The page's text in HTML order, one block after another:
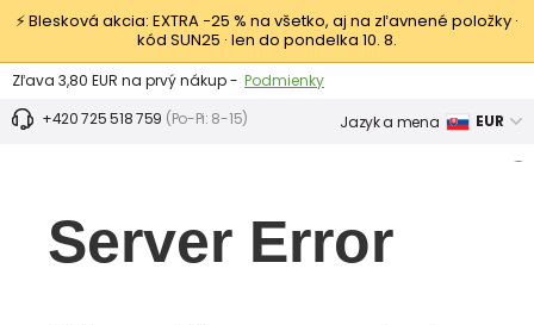
Server Error
⚡ Blesková akcia: EXTRA −25 % na všetko, aj na zľavnené položky ·
kód SUN25 · len do pondelka 10. 8.
Výmena a vrátenie tovaru - Zobraziť
Zľava 3,80 EUR na prvý nákup - Podmienky
+420 725 518 759 (Po-Pi: 8-15) Jazyk a mena EUR
Detská obuvDetské oblečenieDojčenské oblečenie